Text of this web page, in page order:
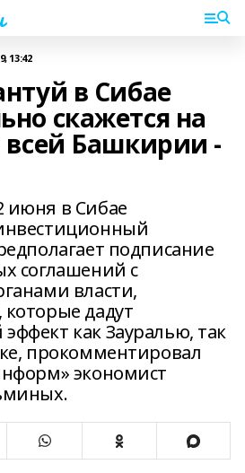
13:42
в Сибае
скажется на
всей Башкирии -
июня в Сибае
подписание
соглашений с
власти,
дадут
как Зауралью, так
прокомментировал
экономист